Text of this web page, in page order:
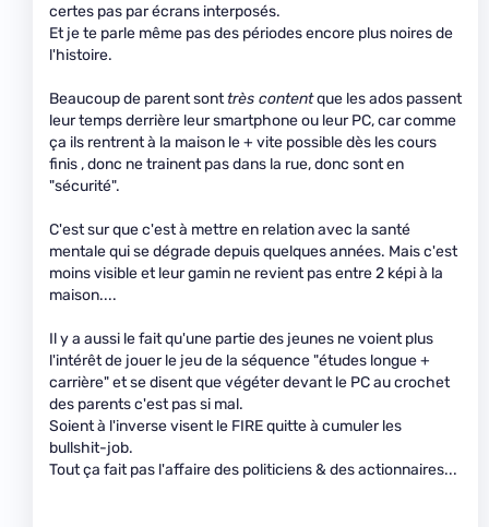
certes pas par écrans interposés.
Et je te parle même pas des périodes encore plus noires de
l'histoire.
Beaucoup de parent sonttrès contentque les ados passent
leur temps derrière leur smartphone ou leur PC, car comme
ça ils rentrent à la maison le + vite possible dès les cours
finis , donc ne trainent pas dans la rue, donc sont en
"sécurité".
C'est sur que c'est à mettre en relation avec la santé
mentale qui se dégrade depuis quelques années. Mais c'est
moins visible et leur gamin ne revient pas entre 2 képi à la
maison....
Il y a aussi le fait qu'une partie des jeunes ne voient plus
l'intérêt de jouer le jeu de la séquence "études longue +
carrière" et se disent que végéter devant le PC au crochet
des parents c'est pas si mal.
Soient à l'inverse visent le FIRE quitte à cumuler les
bullshit-job.
Tout ça fait pas l'affaire des politiciens & des actionnaires...